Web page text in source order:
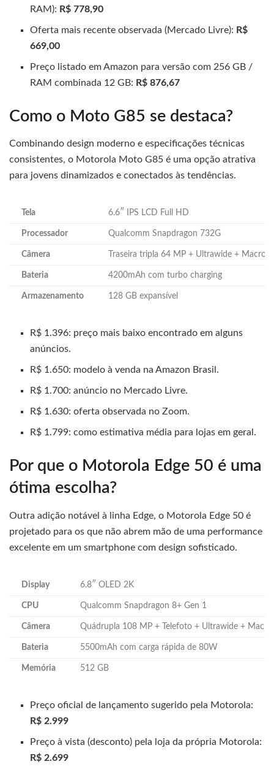
RAM): R$ 778,90
Oferta mais recente observada (Mercado Livre): R$
669,00
Preço listado em Amazon para versão com 256 GB /
RAM combinada 12 GB: R$ 876,67
Como o Moto G85 se destaca?
Combinando design moderno e especificações técnicas
consistentes, o Motorola Moto G85 é uma opção atrativa
para jovens dinamizados e conectados às tendências.
Tela 6.6″ IPS LCD Full HD
Processador Qualcomm Snapdragon 732G
Câmera Traseira tripla 64 MP + Ultrawide + Macro
Bateria 4200mAh com turbo charging
Armazenamento 128 GB expansível
R$ 1.396: preço mais baixo encontrado em alguns
anúncios.
R$ 1.650: modelo à venda na Amazon Brasil.
R$ 1.700: anúncio no Mercado Livre.
R$ 1.630: oferta observada no Zoom.
R$ 1.799: como estimativa média para lojas em geral.
Por que o Motorola Edge 50 é uma
ótima escolha?
Outra adição notável à linha Edge, o Motorola Edge 50 é
projetado para os que não abrem mão de uma performance
excelente em um smartphone com design sofisticado.
Display 6.8″ OLED 2K
CPU Qualcomm Snapdragon 8+ Gen 1
Câmera Quádrupla 108 MP + Telefoto + Ultrawide + Macro
Bateria 5500mAh com carga rápida de 80W
Memória 512 GB
Preço oficial de lançamento sugerido pela Motorola:
R$ 2.999
Preço à vista (desconto) pela loja da própria Motorola:
R$ 2.699